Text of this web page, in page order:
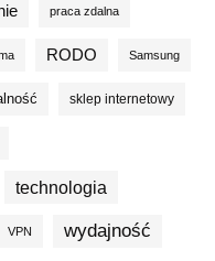
praca zdalna
RODO Samsung
sklep internetowy
technologia
VPN wydajność